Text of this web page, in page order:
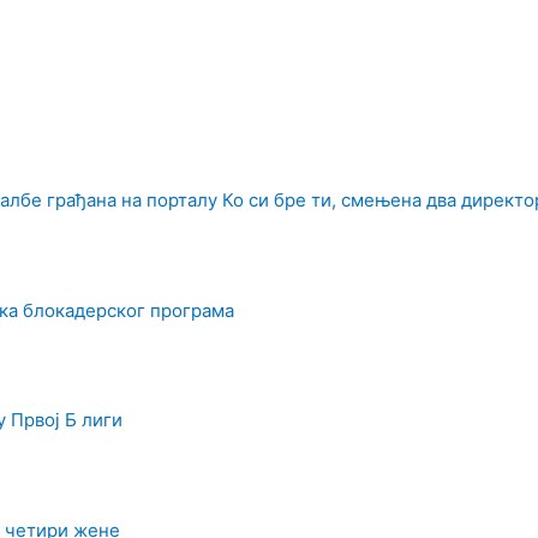
грађана на порталу Ко си бре ти, смењена два
блокадерског програма
Првој Б лиги
четири жене